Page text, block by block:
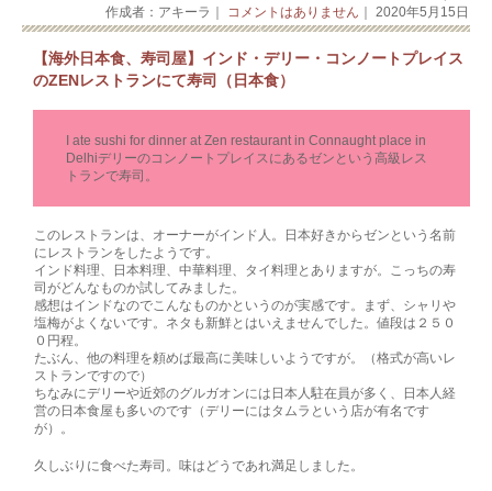
作成者：アキーラ｜ コメントはありません ｜ 2020年5月15日
【海外日本食、寿司屋】インド・デリー・コンノートプレイス
のZENレストランにて寿司（日本食）
I ate sushi for dinner at Zen restaurant in Connaught place in
Delhiデリーのコンノートプレイスにあるゼンという高級レス
トランで寿司。
このレストランは、オーナーがインド人。日本好きからゼンという名前
にレストランをしたようです。
インド料理、日本料理、中華料理、タイ料理とありますが。こっちの寿
司がどんなものか試してみました。
感想はインドなのでこんなものかというのが実感です。まず、シャリや
塩梅がよくないです。ネタも新鮮とはいえませんでした。値段は２５０
０円程。
たぶん、他の料理を頼めば最高に美味しいようですが。（格式が高いレ
ストランですので）
ちなみにデリーや近郊のグルガオンには日本人駐在員が多く、日本人経
営の日本食屋も多いのです（デリーにはタムラという店が有名です
が）。
久しぶりに食べた寿司。味はどうであれ満足しました。